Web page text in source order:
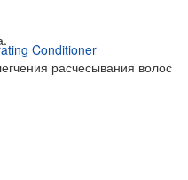
Conditioner
расчесывания волос